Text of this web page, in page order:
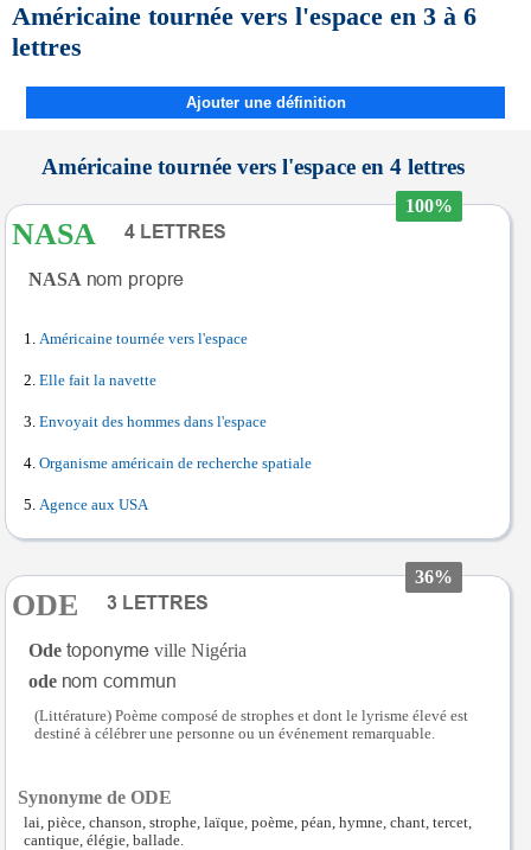
Américaine tournée vers l'espace en 3 à 6
lettres
Ajouter une définition
Américaine tournée vers l'espace en 4 lettres
100%
NASA
NASA
Américaine tournée vers l'espace
Elle fait la navette
Envoyait des hommes dans l'espace
Organisme américain de recherche spatiale
Agence aux USA
36%
ODE
Ode
ville Nigéria
ode
(Littérature) Poème composé de strophes et dont le lyrisme élevé est
destiné à célébrer une personne ou un événement remarquable.
Synonyme de ODE
lai, pièce, chanson, strophe, laïque, poème, péan, hymne, chant, tercet,
cantique, élégie, ballade.